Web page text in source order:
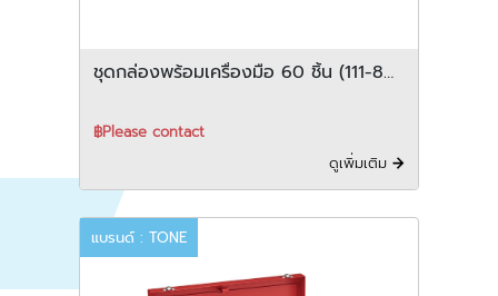
ชุดกล่องพร้อมเครื่องมือ 60 ชิ้น (111-80-
฿Please contact
ดูเพิ่มเติม
แบรนด์ : TONE